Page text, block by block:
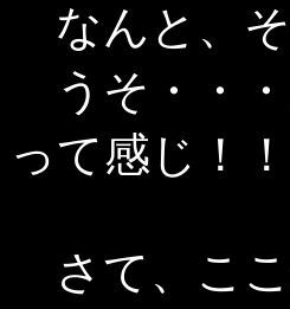
なんと、
うそ・・・
って感じ！！
さて、こ